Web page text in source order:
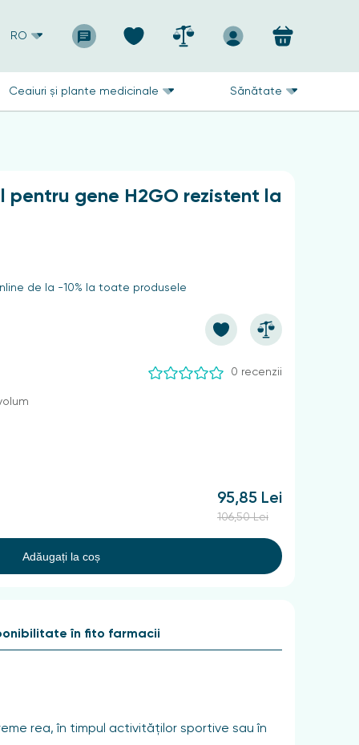
RO
Ceaiuri și plante medicinale Sănătate
pentru gene H2GO rezistent la
de la -10% la toate produsele
0 recenzii
95,85 Lei
106,50 Lei
Adăugați la coș
rea, în timpul activităților sportive sau în
în fito farmacii